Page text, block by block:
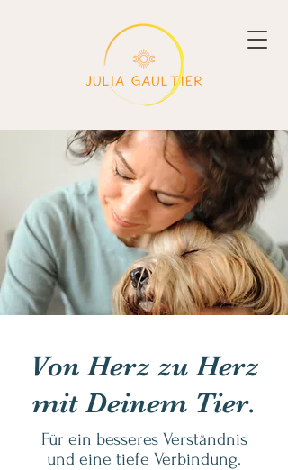
Von Herz zu Herz
mit Deinem Tier.
Für ein besseres Verständnis
und eine tiefe Verbindung.